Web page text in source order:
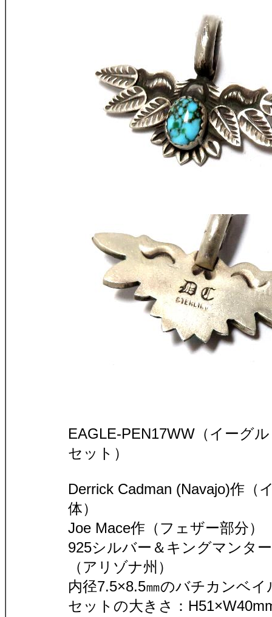
EAGLE-PEN17WW（イーグ
セット）
Derrick Cadman (Navajo)作（
体）
Joe Mace作（フェザー部分）
925シルバー＆キングマンタ
（アリゾナ州）
内径7.5×8.5㎜のバチカンベイ
セットの大きさ：